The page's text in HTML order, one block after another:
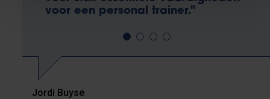
voor een personal trainer."
Jordi Buyse